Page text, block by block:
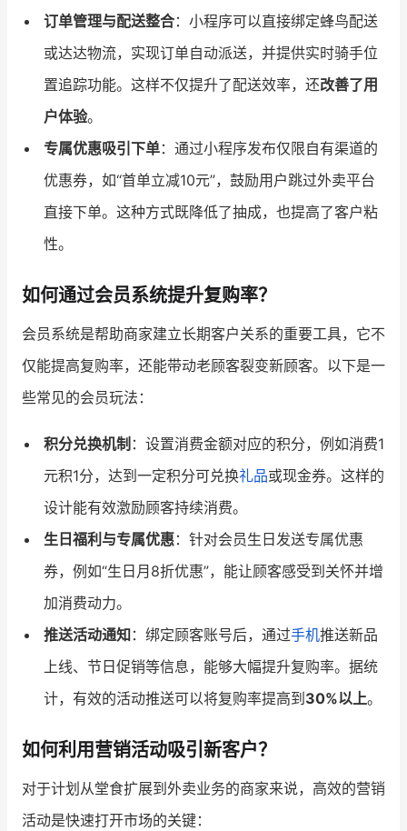
订单管理与配送整合：小程序可以直接绑定蜂鸟配送
或达达物流，实现订单自动派送，并提供实时骑手位
置追踪功能。这样不仅提升了配送效率，还改善了用
户体验。
专属优惠吸引下单：通过小程序发布仅限自有渠道的
优惠券，如“首单立减10元”，鼓励用户跳过外卖平台
直接下单。这种方式既降低了抽成，也提高了客户粘
性。
如何通过会员系统提升复购率？
会员系统是帮助商家建立长期客户关系的重要工具，它不
仅能提高复购率，还能带动老顾客裂变新顾客。以下是一
些常见的会员玩法：
积分兑换机制 ：设置消费金额对应的积分，例如消费1
元积1分，达到一定积分可兑换礼品或现金券。这样的
设计能有效激励顾客持续消费。
生日福利与专属优惠：针对会员生日发送专属优惠
券，例如“生日月8折优惠”，能让顾客感受到关怀并增
加消费动力。
推送活动通知 ：绑定顾客账号后，通过手机推送新品
上线、节日促销等信息，能够大幅提升复购率。据统
计，有效的活动推送可以将复购率提高到 30%以上。
如何利用营销活动吸引新客户？
对于计划从堂食扩展到外卖业务的商家来说，高效的营销
活动是快速打开市场的关键：